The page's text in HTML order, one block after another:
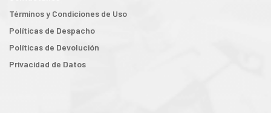
Términos y Condiciones de Uso
Políticas de Despacho
Políticas de Devolución
Privacidad de Datos